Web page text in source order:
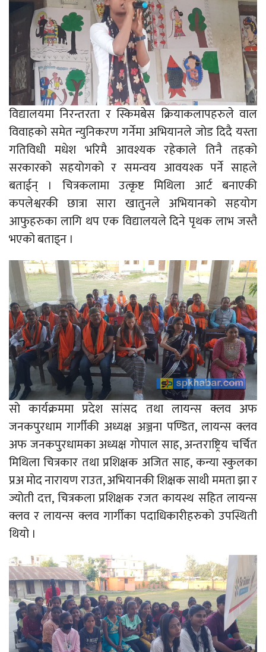
विद्यालयमा निरन्तरता र स्किमबेस क्रियाकलापहरुले वाल
विवाहको समेत न्युनिकरण गर्नेमा अभियानले जोड दिदै यस्ता
गतिविधी मधेश भरिमै आवश्यक रहेकाले तिनै तहको
सरकारको सहयोगको र समन्वय आवयश्क पर्ने साहले
बताईन् । चित्रकलामा उत्कृष्ट मिथिला आर्ट बनाएकी
कपलेश्वरकी छात्रा सारा खातुनले अभियानको सहयोग
आफुहरुका लागि थप एक विद्यालयले दिने पृथक लाभ जस्तै
भएको बताइ्न ।
सो कार्यक्रममा प्रदेश सांसद तथा लायन्स क्लव अफ
जनकपुरधाम गार्गीकी अध्यक्ष अञ्जना पण्डित, लायन्स क्लव
अफ जनकपुरधामका अध्यक्ष गोपाल साह, अन्तराष्ट्रिय चर्चित
मिथिला चित्रकार तथा प्रशिक्षक अजित साह, कन्या स्कुलका
प्रअ मोद नारायण राउत, अभियानकी शिक्षक साथी ममता झा र
ज्योती दत्त, चित्रकला प्रशिक्षक रजत कायस्थ सहित लायन्स
क्लव र लायन्स क्लव गार्गीका पदाधिकारीहरुको उपस्थिती
थियो ।